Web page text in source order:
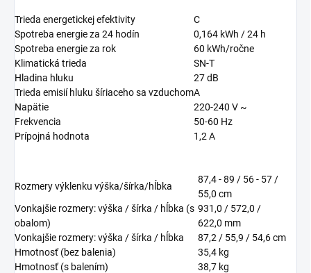
Trieda energetickej efektivity
C
Spotreba energie za 24 hodín
0,164 kWh / 24 h
Spotreba energie za rok
60 kWh/ročne
Klimatická trieda
SN-T
Hladina hluku
27dB
Trieda emisií hluku šíriaceho sa vzduchomA
Napätie
220-240 V ~
Frekvencia
50-60 Hz
Prípojná hodnota
1,2 A
Rozmery výklenku výška/šírka/hĺbka
87,4 - 89 / 56 - 57 /
55,0 cm
Vonkajšie rozmery: výška / šírka / hĺbka (s
obalom)
931,0 / 572,0 /
622,0 mm
Vonkajšie rozmery: výška / šírka / hĺbka
87,2 / 55,9 / 54,6cm
Hmotnosť (bez balenia)
35,4 kg
Hmotnosť (s balením)
38,7 kg